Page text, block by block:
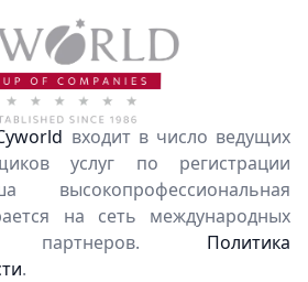
входит в число ведущих
услуг по регистрации
на сеть международных
Политика
.